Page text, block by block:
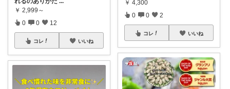
￥ 2,999～
0 0 12
コレ いいね
￥ 4,300
0 0 2
コレ いいね